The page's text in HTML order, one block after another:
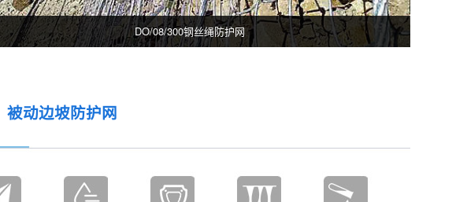
GPS2主动边坡防护网
被动边坡防护网